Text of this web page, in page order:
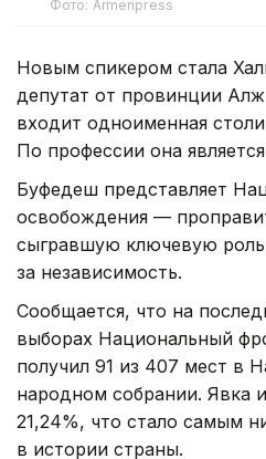
Фото: Armenpress
Новым спикером стала
депутат от провинции
входит одноименная
По профессии она
Буфедеш представляет
освобождения —
сыгравшую ключевую
за независимость.
Сообщается, что на
выборах Национальный
получил 91 из 407 мест в
народном собрании. Явка
21,24%, что стало самым
в истории страны.